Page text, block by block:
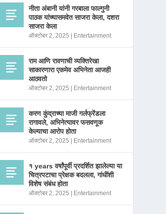
नीता अंबानी यांनी गरबाला फाल्गुनी
पाठक यांच्यासमवेत साजरा केला, दशरा
साजरा केला
ऑक्टोबर 2, 2025 Entertainment
राम आणि रावणाची व्यक्तिरेखा
साकारणारा एकमेव अभिनेता आजही
आठवतो
ऑक्टोबर 2, 2025 Entertainment
करण कुंद्राच्या माजी गर्लफ्रेंडला
रागावले, अभिनेत्यावर फसवणूक
केल्याचा आरोप होता
ऑक्टोबर 2, 2025 Entertainment
१ years वर्षांपूर्वी प्रदर्शित झालेल्या या
चित्रपटाचा प्रेक्षक बदलला, गांधींशी
विशेष संबंध होता
ऑक्टोबर 2, 2025 Entertainment